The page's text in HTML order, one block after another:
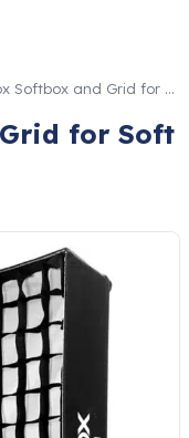
Godox Softbox and Grid for Soft Led Light FL150S
for Soft